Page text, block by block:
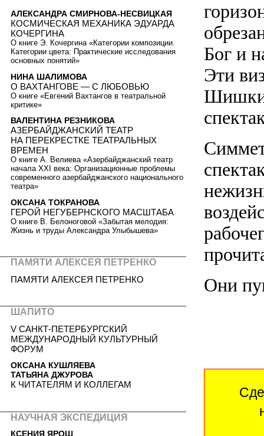
Бог и
Эти
Они
АЛЕКСАНДРА СМИРНОВА-НЕСВИЦКАЯ
КОСМИЧЕСКАЯ МЕХАНИКА ЭДУАРДА
КОЧЕРГИНА
О книге Э. Кочергина «Категории композиции.
Категории цвета: Практические исследования
основных понятий»
НИНА ШАЛИМОВА
О ВАХТАНГОВЕ — С ЛЮБОВЬЮ
О книге «Евгений Вахтангов в театральной
критике»
ВАЛЕНТИНА РЕЗНИКОВА
АЗЕРБАЙДЖАНСКИЙ ТЕАТР
НА ПЕРЕКРЕСТКЕ ТЕАТРАЛЬНЫХ
ВРЕМЕН
О книге А. Велиева «Азербайджанский театр
начала XXI века: Организационные проблемы
современного азербайджанского национального
театра»
ОКСАНА ТОКРАНОВА
ГЕРОЙ НЕГУБЕРНСКОГО МАСШТАБА
О книге В. Белоноговой «Забытая мелодия:
Жизнь и труды Александра Улыбышева»
ПАМЯТИ АЛЕКСЕЯ ПЕТРЕНКО
ПАМЯТИ АЛЕКСЕЯ ПЕТРЕНКО
ШАПИТО
V САНКТ-ПЕТЕРБУРГСКИЙ
МЕЖДУНАРОДНЫЙ КУЛЬТУРНЫЙ
ФОРУМ
ОКСАНА КУШЛЯЕВА
ТАТЬЯНА ДЖУРОВА
К ЧИТАТЕЛЯМ И КОЛЛЕГАМ
НАУЧНАЯ ЭКСПЕДИЦИЯ
КСЕНИЯ ЯРОШ